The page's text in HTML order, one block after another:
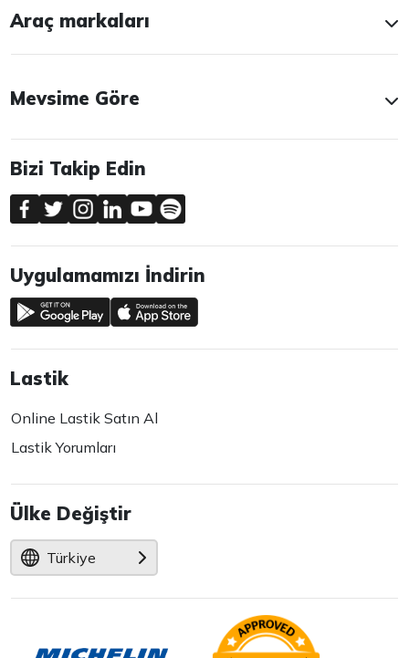
Araç markaları
Mevsime Göre
Bizi Takip Edin
Uygulamamızı İndirin
Lastik
Online Lastik Satın Al
Lastik Yorumları
Ülke Değiştir
Türkiye